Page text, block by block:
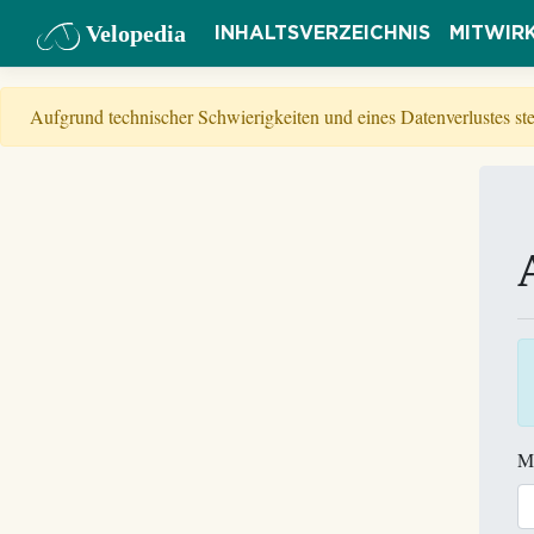
Velopedia INHALTSVERZEICHNIS
Aufgrund technischer Schwierigkeiten und eines Datenverlustes